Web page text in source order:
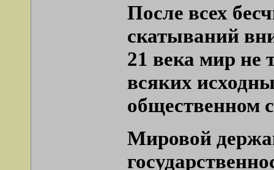
После всех
скатываний
21 века мир не
всяких
общественном
Мировой